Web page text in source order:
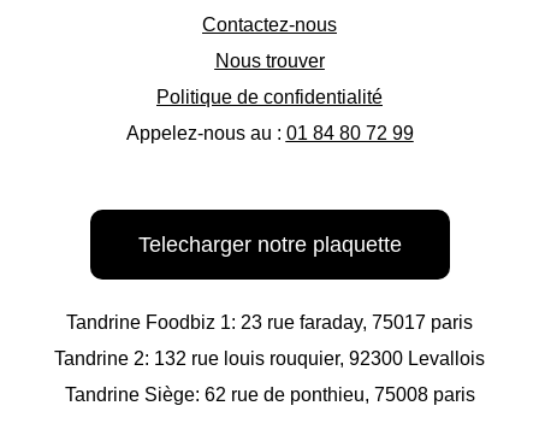
Contactez-nous
Nous trouver
Politique de confidentialité
Appelez-nous au : 01 84 80 72 99
Telecharger notre plaquette
Tandrine Foodbiz 1: 23 rue faraday, 75017 paris
Tandrine 2: 132 rue louis rouquier, 92300 Levallois
Tandrine Siège: 62 rue de ponthieu, 75008 paris